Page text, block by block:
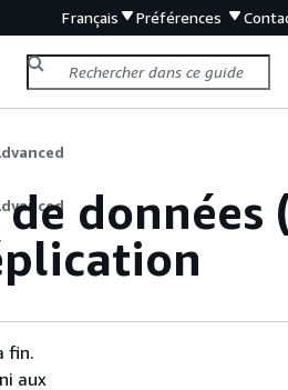
Français Préférences
données
fin.
aux